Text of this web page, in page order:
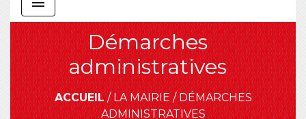
Démarches
administratives
ACCUEIL/LA MAIRIE/DÉMARCHES
ADMINISTRATIVES